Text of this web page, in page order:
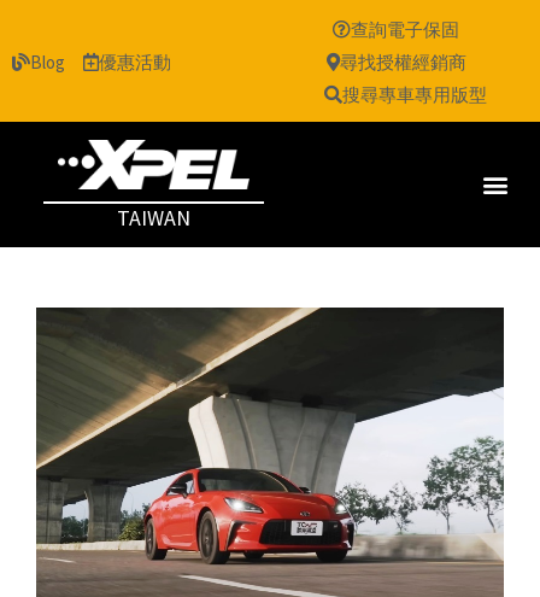
Blog 優惠活動
查詢電子保固
尋找授權經銷商
搜尋專車專用版型
TAIWAN